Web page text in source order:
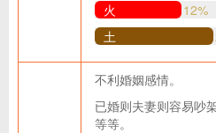
火
12%
土
不利婚姻感情。
已婚则夫妻则容易吵
等等。